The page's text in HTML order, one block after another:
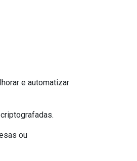
e automatizar
ou